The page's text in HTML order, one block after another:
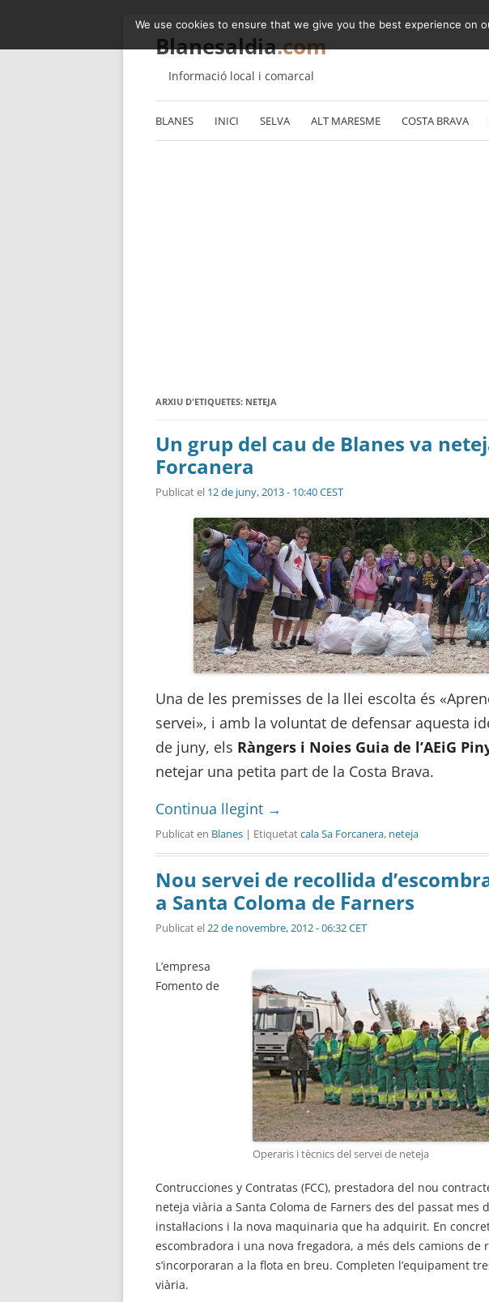
Blanesaldia.com
Informació local i comarcal
BLANES INICI SELVA ALT MARESME COSTA BRAVA
ARXIU D'ETIQUETES: NETEJA
Un grup del cau de Blanes va
Forcanera
Publicat el 12 de juny, 2013 - 10:40 CEST
Una de les premisses de la llei escolta és
servei», i amb la voluntat de defensar aquesta
de juny, els Ràngers i Noies Guia de l’AEiG
netejar una petita part de la Costa Brava.
Continua llegint →
Publicat en Blanes | Etiquetatcala Sa Forcanera, neteja
Nou servei de recollida
a Santa Coloma de Farners
Publicat el22 de novembre, 2012 - 06:32 CET
Operaris i tècnics del servei de neteja
L’empresa
Fomento de
Contrucciones y Contratas (FCC), prestadora del nou
neteja viària a Santa Coloma de Farners des del passat
instal·lacions i la nova maquinaria que ha adquirit. En
escombradora i una nova fregadora, a més dels camions
s’incorporaran a la flota en breu. Completen l’equipament
viària.
We use cookies to ensure that we give you the best experience on